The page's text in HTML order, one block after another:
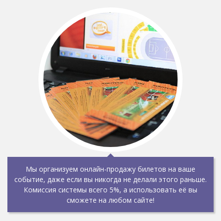
Мы организуем онлайн-продажу билетов на ваше
событие, даже если вы никогда не делали этого раньше.
Комиссия системы всего 5%, а использовать её вы
сможете на любом сайте!